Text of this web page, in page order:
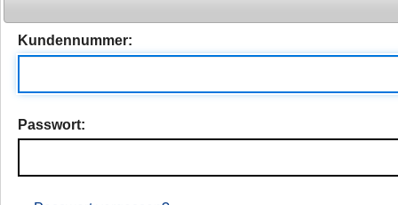
Glossar
Veranstaltungssuche in der
elektronischen
Kundennummer:
Passwort: